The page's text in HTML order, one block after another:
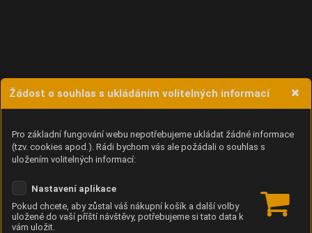
Žádost o souhlas s ukládáním volitelných informací
Pro základní fungování webu nepotřebujeme ukládat žádné informace
(tzv. cookies apod.). Rádi bychom vás ale požádali o souhlas s
uložením volitelných informací:
Nastavení aplikace
Pokud chcete, aby zůstal váš nákupní košík a další volby
uložené do vaší příští návštěvy, potřebujeme si tato data k
vám uložit.